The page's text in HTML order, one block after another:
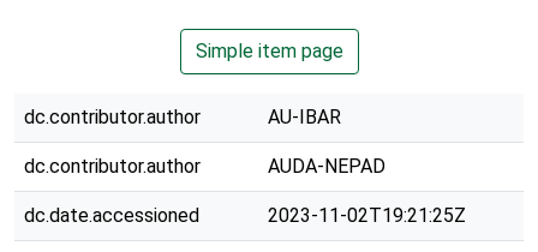
Simple item page
dc.contributor.author AU-IBAR
dc.contributor.author AUDA-NEPAD
dc.date.accessioned 2023-11-02T19:21:25Z